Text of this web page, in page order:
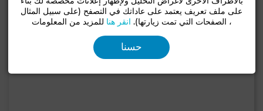
على ملف تعريف يعتمد على عاداتك في التصفح (على سبيل المثال
، الصفحات التي تمت زيارتها). انقر هنا للمزيد من المعلومات
حسنا